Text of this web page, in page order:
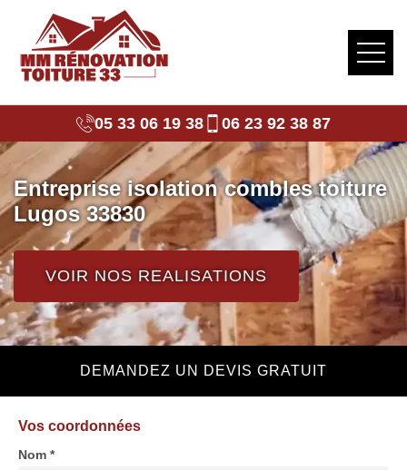
05 33 06 19 38 06 23 92 38 87
Entreprise isolation combles toiture
Lugos 33830
VOIR NOS REALISATIONS
DEMANDEZ UN DEVIS GRATUIT
Vos coordonnées
Nom *